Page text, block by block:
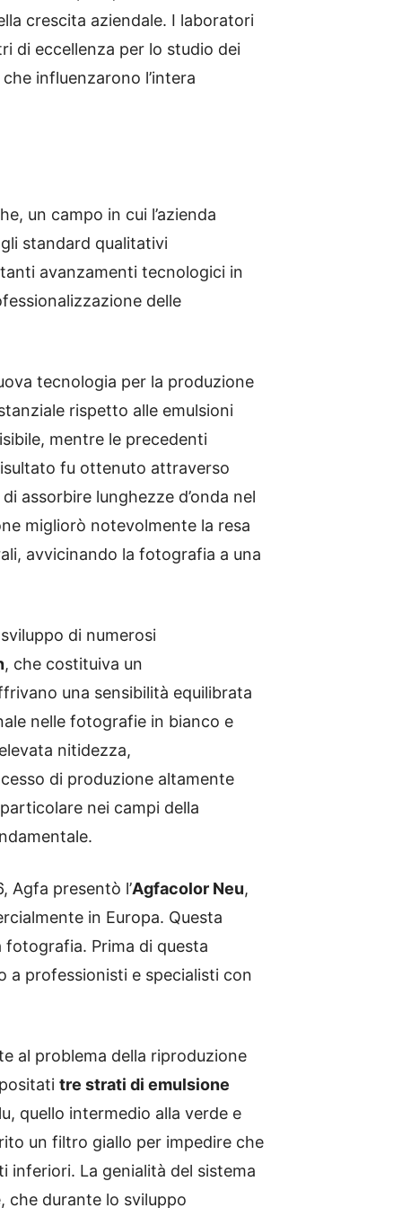
crescita aziendale. I laboratori
di eccellenza per lo studio dei
influenzarono l’intera
un campo in cui l’azienda
standard qualitativi
avanzamenti tecnologici in
delle
tecnologia per la produzione
rispetto alle emulsioni
mentre le precedenti
fu ottenuto attraverso
assorbire lunghezze d’onda nel
migliorò notevolmente la resa
avvicinando la fotografia a una
di numerosi
, che costituiva un
una sensibilità equilibrata
nelle fotografie in bianco e
nitidezza,
di produzione altamente
nei campi della
Agfa presentò l’Agfacolor Neu,
in Europa. Questa
fotografia. Prima di questa
a professionisti e specialisti con
al problema della riproduzione
tre strati di emulsione
quello intermedio alla verde e
un filtro giallo per impedire che
inferiori. La genialità del sistema
che durante lo sviluppo